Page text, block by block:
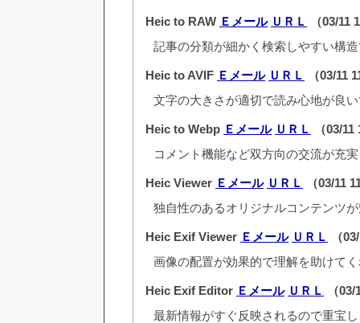
Heic to RAW Ｅメール ＵＲＬ
（03/11
記事の分類が細かく検索しやすい構
Heic to AVIF Ｅメール ＵＲＬ
（03/11
文字の大きさが適切で読み心地が良
Heic to Webp Ｅメール ＵＲＬ
（03/
コメント機能など双方向の交流が充
Heic Viewer Ｅメール ＵＲＬ
（03/11
独自性のあるオリジナルコンテンツ
Heic Exif Viewer Ｅメール ＵＲＬ
（
画像の配置が効果的で理解を助けて
Heic Exif Editor Ｅメール ＵＲＬ
（
最新情報がすぐ反映されるので重宝